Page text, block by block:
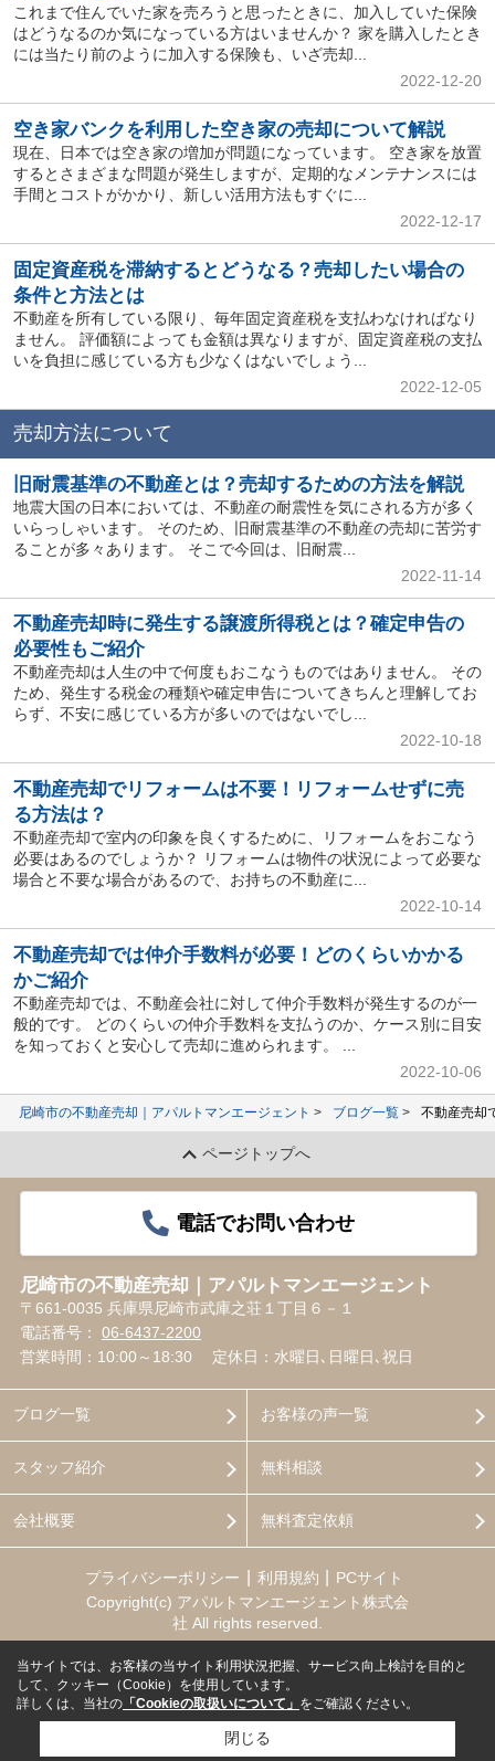
これまで住んでいた家を売ろうと思ったときに、加入していた保険
はどうなるのか気になっている方はいませんか？ 家を購入したとき
には当たり前のように加入する保険も、いざ売却...
2022-12-20
空き家バンクを利用した空き家の売却について解説
現在、日本では空き家の増加が問題になっています。 空き家を放置
するとさまざまな問題が発生しますが、定期的なメンテナンスには
手間とコストがかかり、新しい活用方法もすぐに...
2022-12-17
固定資産税を滞納するとどうなる？売却したい場合の
条件と方法とは
不動産を所有している限り、毎年固定資産税を支払わなければなり
ません。 評価額によっても金額は異なりますが、固定資産税の支払
いを負担に感じている方も少なくはないでしょう...
2022-12-05
売却方法について
旧耐震基準の不動産とは？売却するための方法を解説
地震大国の日本においては、不動産の耐震性を気にされる方が多く
いらっしゃいます。 そのため、旧耐震基準の不動産の売却に苦労す
ることが多々あります。 そこで今回は、旧耐震...
2022-11-14
不動産売却時に発生する譲渡所得税とは？確定申告の
必要性もご紹介
不動産売却は人生の中で何度もおこなうものではありません。 その
ため、発生する税金の種類や確定申告についてきちんと理解してお
らず、不安に感じている方が多いのではないでし...
2022-10-18
不動産売却でリフォームは不要！リフォームせずに売
る方法は？
不動産売却で室内の印象を良くするために、リフォームをおこなう
必要はあるのでしょうか？ リフォームは物件の状況によって必要な
場合と不要な場合があるので、お持ちの不動産に...
2022-10-14
不動産売却では仲介手数料が必要！どのくらいかかる
かご紹介
不動産売却では、不動産会社に対して仲介手数料が発生するのが一
般的です。 どのくらいの仲介手数料を支払うのか、ケース別に目安
を知っておくと安心して売却に進められます。 ...
2022-10-06
尼崎市の不動産売却｜アパルトマンエージェント ブログ一覧 不動産売却
ページトップへ
電話でお問い合わせ
尼崎市の不動産売却｜アパルトマンエージェント
〒661-0035 兵庫県尼崎市武庫之荘１丁目６－１
電話番号： 06-6437-2200
営業時間：10:00～18:30
定休日：水曜日､日曜日､祝日
ブログ一覧
スタッフ紹介
会社概要
お客様の声一覧
無料相談
無料査定依頼
プライバシーポリシー 利用規約
PCサイト
Copyright(c) アパルトマンエージェント株式会
社 All rights reserved.
当サイトでは、お客様の当サイト利用状況把握、サービス向上検討を目的と
して、クッキー（Cookie）を使用しています。
詳しくは、当社の 「Cookieの取扱いについて」 をご確認ください。
閉じる